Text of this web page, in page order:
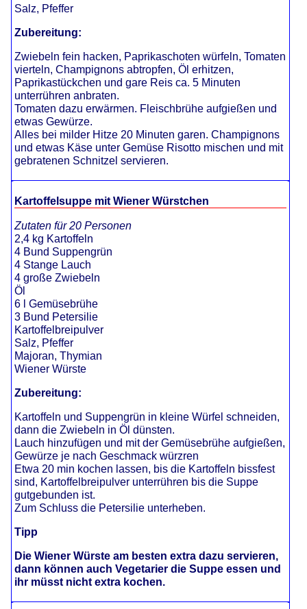
Salz, Pfeffer
Zubereitung:
Zwiebeln fein hacken, Paprikaschoten würfeln, Tomaten
vierteln, Champignons abtropfen, Öl erhitzen,
Paprikastückchen und gare Reis ca. 5 Minuten
unterrühren anbraten.
Tomaten dazu erwärmen. Fleischbrühe aufgießen und
etwas Gewürze.
Alles bei milder Hitze 20 Minuten garen. Champignons
und etwas Käse unter Gemüse Risotto mischen und mit
gebratenen Schnitzel servieren.
Kartoffelsuppe mit Wiener Würstchen
Zutaten für 20 Personen
2,4 kg Kartoffeln
4 Bund Suppengrün
4 Stange Lauch
4 große Zwiebeln
Öl
6 l Gemüsebrühe
3 Bund Petersilie
Kartoffelbreipulver
Salz, Pfeffer
Majoran, Thymian
Wiener Würste
Zubereitung:
Kartoffeln und Suppengrün in kleine Würfel schneiden,
dann die Zwiebeln in Öl dünsten.
Lauch hinzufügen und mit der Gemüsebrühe aufgießen,
Gewürze je nach Geschmack würzren
Etwa 20 min kochen lassen, bis die Kartoffeln bissfest
sind, Kartoffelbreipulver unterrühren bis die Suppe
gutgebunden ist.
Zum Schluss die Petersilie unterheben.
Tipp
Die Wiener Würste am besten extra dazu servieren,
dann können auch Vegetarier die Suppe essen und
ihr müsst nicht extra kochen.